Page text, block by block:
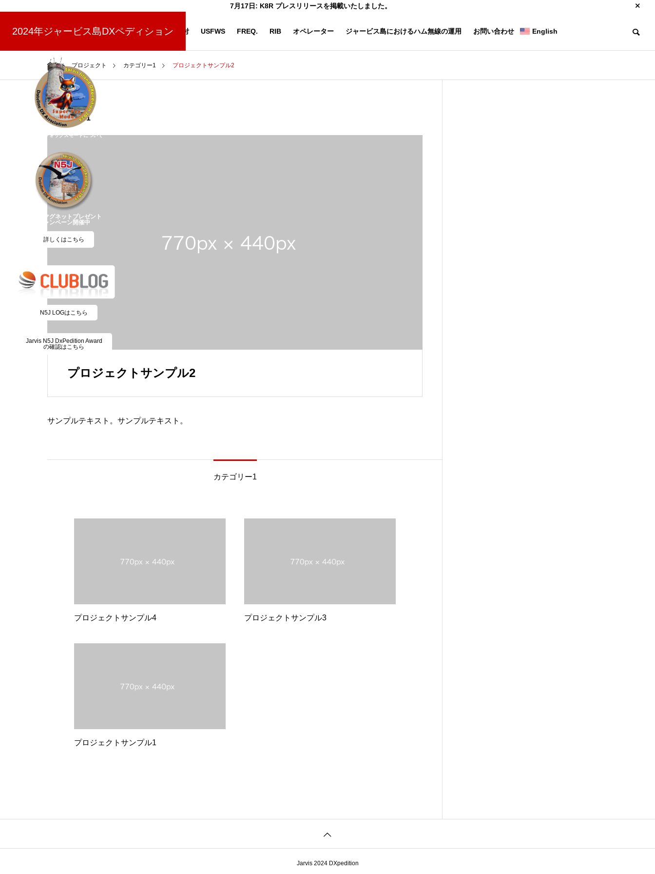
7月17日: K8R プレスリリースを掲載いたしました。
2024年ジャービス島DXペディション
NEWS スポンサー 寄付 USFWS FREQ. RIB オペレーター ジャービス島におけるハム無線の運用 お問い合わせ English
スーパーフォックスモードについて
N5J缶マグネットプレゼント
キャンペーン開催中
詳しくはこちら
N5J LOGはこちら
Jarvis N5J DxPedition Award
の確認はこちら
プロジェクト カテゴリー1 プロジェクトサンプル2
カテゴリー1
プロジェクトサンプル2
サンプルテキスト。サンプルテキスト。
カテゴリー1
プロジェクトサンプル4 プロジェクトサンプル3
プロジェクトサンプル1
Jarvis 2024 DXpedition